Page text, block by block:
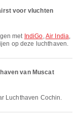
voor vluchten
met IndiGo,Air India,
op deze luchthaven.
van Muscat
Luchthaven Cochin.